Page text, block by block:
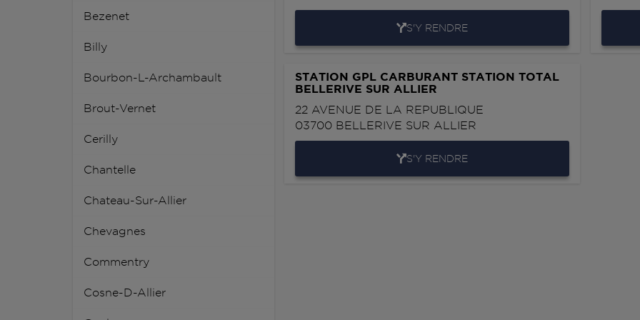
Bezenet
Billy
Bourbon-L-Archambault
Brout-Vernet
Cerilly
Chantelle
Chateau-Sur-Allier
Chevagnes
Commentry
Cosne-D-Allier
S'Y RENDRE
STATION GPL CARBURANT STATION TOTAL
BELLERIVE SUR ALLIER
22 AVENUE DE LA REPUBLIQUE
03700 BELLERIVE SUR ALLIER
S'Y RENDRE